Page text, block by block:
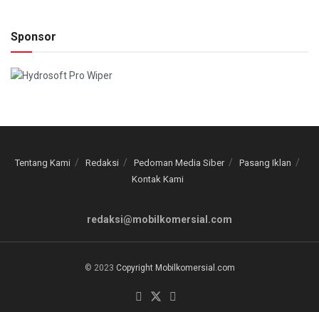
Sponsor
Tentang Kami Redaksi Pedoman Media Siber
Pasang Iklan
Kontak Kami
redaksi@mobilkomersial.com
© 2023 Copyright Mobilkomersial.com